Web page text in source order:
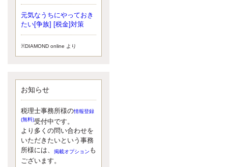
より、相続税の基礎控除額（相続税
が課税されない遺産の上限額）が縮
小されたため、お亡くなりになった
更新:2017年5月1日(大阪市中央区)
---------------------
湘南のぽっちゃり女性税理士
松村文子と湘南ＢＵ
また最近、税理士試験のご相談を受
けることおおくなりました。受験申
し込み受け付け開始になるからです
ね。勉強したが、中途半端なので、
受験が無駄に思っている人もいるよ
うです。まず、私ならダメと思う前
に、全力で勝負してみたいです！
更新:2017年5月1日(神奈川県藤沢市)
元気なうちにやっておき
たい[争族] [税金]対策
※DIAMOND online より
お知らせ
税理士事務所様の情報登録
(無料)受付中です。
より多くの問い合わせを
いただきたいという事務
所様には、
掲載オプション も
ございます。